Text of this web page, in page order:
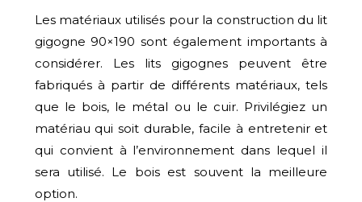
Les matériaux utilisés pour la construction du lit
gigogne 90×190 sont également importants à
considérer. Les lits gigognes peuvent être
fabriqués à partir de différents matériaux, tels
que le bois, le métal ou le cuir. Privilégiez un
matériau qui soit durable, facile à entretenir et
qui convient à l’environnement dans lequel il
sera utilisé. Le bois est souvent la meilleure
option.